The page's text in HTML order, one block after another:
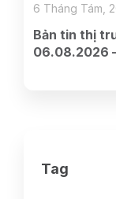
Bản tin thị
06.08.2026
6 Tháng Tám,
Tag